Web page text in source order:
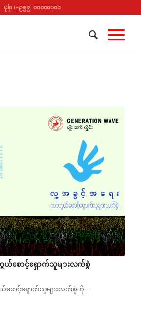
ဖုန်း (+၉၅၉) ၀၀၀၀၀၀၀၀
စောင့်ရှောက်သူများလက်စွဲ
ောင့်ရှောက်သူများလက်စွဲကို…